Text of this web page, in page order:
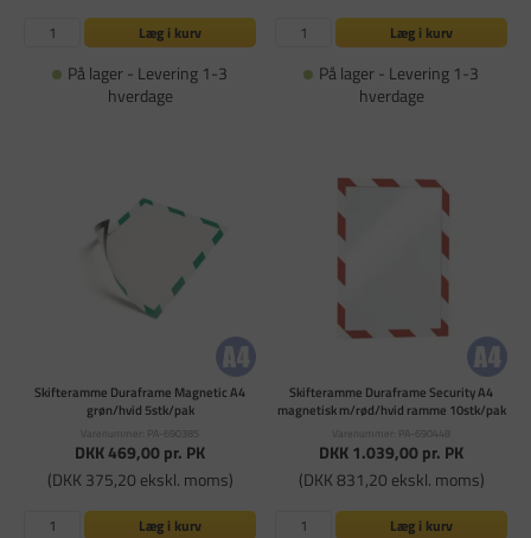
Læg i kurv
På lager - Levering 1-3
hverdage
Læg i kurv
På lager - Levering 1-3
hverdage
Skifteramme Duraframe Magnetic A4
grøn/hvid 5stk/pak
Varenummer: PA-690385
DKK 469,00pr. PK
(DKK 375,20 ekskl. moms)
Læg i kurv
Skifteramme Duraframe Security A4
magnetisk m/rød/hvid ramme 10stk/pak
Varenummer: PA-690448
DKK 1.039,00pr. PK
(DKK 831,20 ekskl. moms)
Læg i kurv